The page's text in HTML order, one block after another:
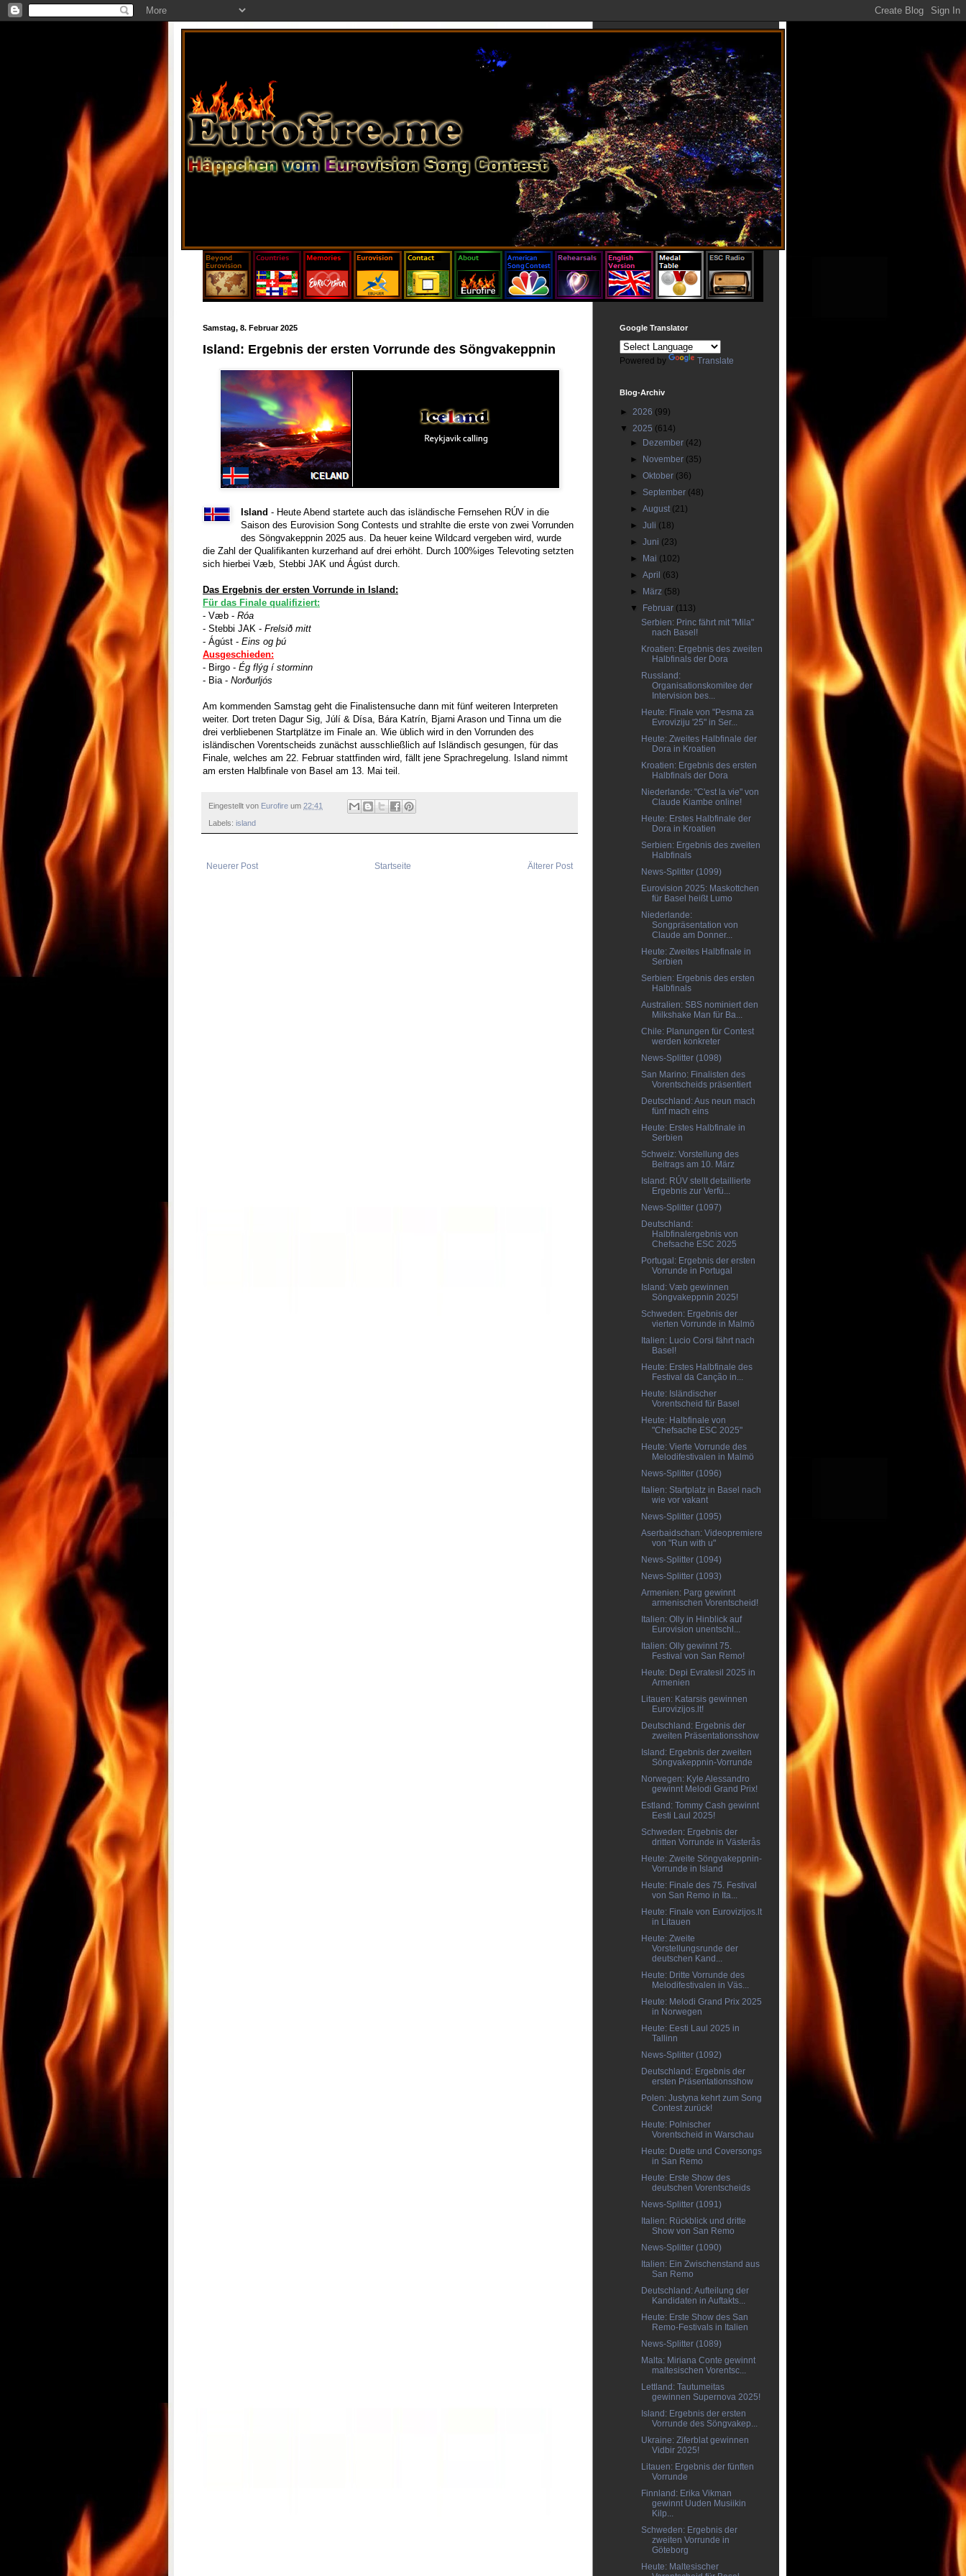
Samstag, 8. Februar 2025
Island: Ergebnis der ersten Vorrunde des Söngvakeppnin
Island- Heute Abend startete auch das isländische Fernsehen RÚV in die
Saison des Eurovision Song Contests und strahlte die erste von zwei Vorrunden
des Söngvakeppnin 2025 aus. Da heuer keine Wildcard vergeben wird, wurde
die Zahl der Qualifikanten kurzerhand auf drei erhöht. Durch 100%iges Televoting setzten
sich hierbei Væb, Stebbi JAK und Ágúst durch.
Das Ergebnis der ersten Vorrunde in Island:
Für das Finale qualifiziert:
- Væb - Róa
- Stebbi JAK - Frelsið mitt
- Ágúst - Eins og þú
Ausgeschieden:
- Birgo - Ég flýg í storminn
- Bia - Norðurljós
Am kommenden Samstag geht die Finalistensuche dann mit fünf weiteren Interpreten
weiter. Dort treten Dagur Sig, Júlí & Dísa, Bára Katrín, Bjarni Arason und Tinna um die
drei verbliebenen Startplätze im Finale an. Wie üblich wird in den Vorrunden des
isländischen Vorentscheids zunächst ausschließlich auf Isländisch gesungen, für das
Finale, welches am 22. Februar stattfinden wird, fällt jene Sprachregelung. Island nimmt
am ersten Halbfinale von Basel am 13. Mai teil.
Eingestellt von Eurofire um 22:41
Labels: island
Neuerer Post Älterer Post
Startseite
Google Translator
Powered by Translate
Blog-Archiv
► 2026 (99)
▼ 2025 (614)
►
Dezember (42)
►
November (35)
►Oktober (36)
► September (48)
►August (21)
►Juli (18)
►Juni (23)
►
Mai (102)
►April (63)
►
März (58)
▼
Februar (113)
Serbien: Princ fährt mit "Mila"
nach Basel!
Kroatien: Ergebnis des zweiten
Halbfinals der Dora
Russland:
Organisationskomitee der
Intervision bes...
Heute: Finale von "Pesma za
Evroviziju '25" in Ser...
Heute: Zweites Halbfinale der
Dora in Kroatien
Kroatien: Ergebnis des ersten
Halbfinals der Dora
Niederlande: "C'est la vie" von
Claude Kiambe online!
Heute: Erstes Halbfinale der
Dora in Kroatien
Serbien: Ergebnis des zweiten
Halbfinals
News-Splitter (1099)
Eurovision 2025: Maskottchen
für Basel heißt Lumo
Niederlande:
Songpräsentation von
Claude am Donner...
Heute: Zweites Halbfinale in
Serbien
Serbien: Ergebnis des ersten
Halbfinals
Australien: SBS nominiert den
Milkshake Man für Ba...
Chile: Planungen für Contest
werden konkreter
News-Splitter (1098)
San Marino: Finalisten des
Vorentscheids präsentiert
Deutschland: Aus neun mach
fünf mach eins
Heute: Erstes Halbfinale in
Serbien
Schweiz: Vorstellung des
Beitrags am 10. März
Island: RÚV stellt detaillierte
Ergebnis zur Verfü...
News-Splitter (1097)
Deutschland:
Halbfinalergebnis von
Chefsache ESC 2025
Portugal: Ergebnis der ersten
Vorrunde in Portugal
Island: Væb gewinnen
Söngvakeppnin 2025!
Schweden: Ergebnis der
vierten Vorrunde in Malmö
Italien: Lucio Corsi fährt nach
Basel!
Heute: Erstes Halbfinale des
Festival da Canção in...
Heute: Isländischer
Vorentscheid für Basel
Heute: Halbfinale von
"Chefsache ESC 2025"
Heute: Vierte Vorrunde des
Melodifestivalen in Malmö
News-Splitter (1096)
Italien: Startplatz in Basel nach
wie vor vakant
News-Splitter (1095)
Aserbaidschan: Videopremiere
von "Run with u"
News-Splitter (1094)
News-Splitter (1093)
Armenien: Parg gewinnt
armenischen Vorentscheid!
Italien: Olly in Hinblick auf
Eurovision unentschl...
Italien: Olly gewinnt 75.
Festival von San Remo!
Heute: Depi Evratesil 2025 in
Armenien
Litauen: Katarsis gewinnen
Eurovizijos.lt!
Deutschland: Ergebnis der
zweiten Präsentationsshow
Island: Ergebnis der zweiten
Söngvakeppnin-Vorrunde
Norwegen: Kyle Alessandro
gewinnt Melodi Grand Prix!
Estland: Tommy Cash gewinnt
Eesti Laul 2025!
Schweden: Ergebnis der
dritten Vorrunde in Västerås
Heute: Zweite Söngvakeppnin-
Vorrunde in Island
Heute: Finale des 75. Festival
von San Remo in Ita...
Heute: Finale von Eurovizijos.lt
in Litauen
Heute: Zweite
Vorstellungsrunde der
deutschen Kand...
Heute: Dritte Vorrunde des
Melodifestivalen in Väs...
Heute: Melodi Grand Prix 2025
in Norwegen
Heute: Eesti Laul 2025 in
Tallinn
News-Splitter (1092)
Deutschland: Ergebnis der
ersten Präsentationsshow
Polen: Justyna kehrt zum Song
Contest zurück!
Heute: Polnischer
Vorentscheid in Warschau
Heute: Duette und Coversongs
in San Remo
Heute: Erste Show des
deutschen Vorentscheids
News-Splitter (1091)
Italien: Rückblick und dritte
Show von San Remo
News-Splitter (1090)
Italien: Ein Zwischenstand aus
San Remo
Deutschland: Aufteilung der
Kandidaten in Auftakts...
Heute: Erste Show des San
Remo-Festivals in Italien
News-Splitter (1089)
Malta: Miriana Conte gewinnt
maltesischen Vorentsc...
Lettland: Tautumeitas
gewinnen Supernova 2025!
Island: Ergebnis der ersten
Vorrunde des Söngvakep...
Ukraine: Ziferblat gewinnen
Vidbir 2025!
Litauen: Ergebnis der fünften
Vorrunde
Finnland: Erika Vikman
gewinnt Uuden Musiikin
Kilp...
Schweden: Ergebnis der
zweiten Vorrunde in
Göteborg
Heute: Maltesischer